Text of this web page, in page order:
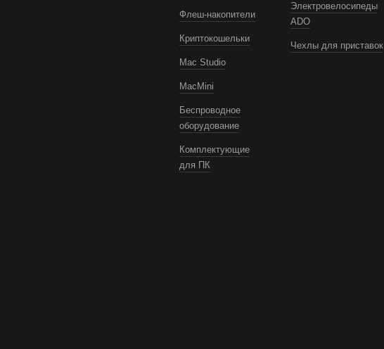
Флеш-накопители
Криптокошельки
Mac Studio
MacMini
Беспроводное
оборудование
Комплектующие
для ПК
Электровелосипеды
ADO
Чехлы для приставок